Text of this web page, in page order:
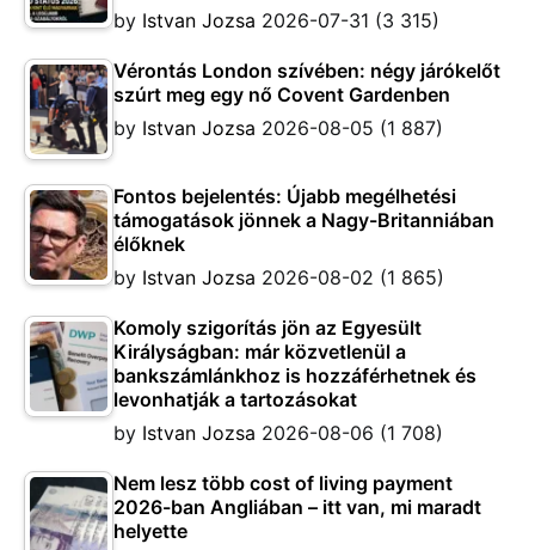
by Istvan Jozsa 2026-07-31 (3 315)
Vérontás London szívében: négy járókelőt
szúrt meg egy nő Covent Gardenben
by Istvan Jozsa 2026-08-05 (1 887)
Fontos bejelentés: Újabb megélhetési
támogatások jönnek a Nagy-Britanniában
élőknek
by Istvan Jozsa 2026-08-02 (1 865)
Komoly szigorítás jön az Egyesült
Királyságban: már közvetlenül a
bankszámlánkhoz is hozzáférhetnek és
levonhatják a tartozásokat
by Istvan Jozsa 2026-08-06 (1 708)
Nem lesz több cost of living payment
2026-ban Angliában – itt van, mi maradt
helyette